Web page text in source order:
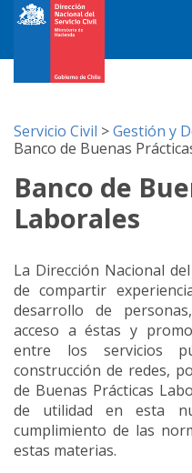
Servicio Civil >Gestión y
Banco de Buenas
Banco de
Laborales
La Dirección Nacional
de compartir
desarrollo de
acceso a éstas y
entre los servicios
construcción de redes,
de Buenas Prácticas
de utilidad en esta
cumplimiento de las
estas materias.